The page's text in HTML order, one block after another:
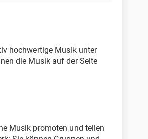
hochwertige Musik unter
die Musik auf der Seite
Musik promoten und teilen